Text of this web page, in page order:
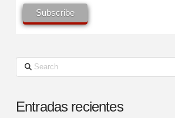
Search
Entradas recientes